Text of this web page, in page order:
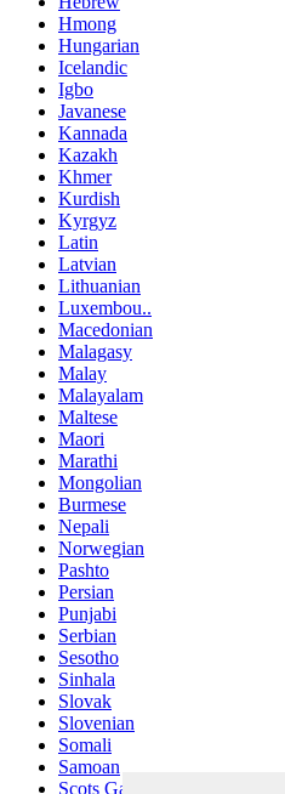
Hmong
Hungarian
Icelandic
Igbo
Javanese
Kannada
Kazakh
Khmer
Kurdish
Kyrgyz
Latin
Latvian
Lithuanian
Luxembou..
Macedonian
Malagasy
Malay
Malayalam
Maltese
Maori
Marathi
Mongolian
Burmese
Nepali
Norwegian
Pashto
Persian
Punjabi
Serbian
Sesotho
Sinhala
Slovak
Slovenian
Somali
Samoan
Scots Gaelic